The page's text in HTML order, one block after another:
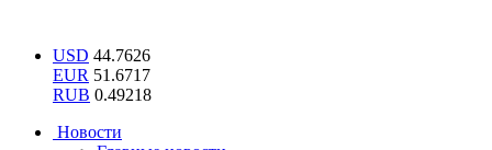
USD 44.7626
EUR 51.6717
RUB 0.49218
Новости